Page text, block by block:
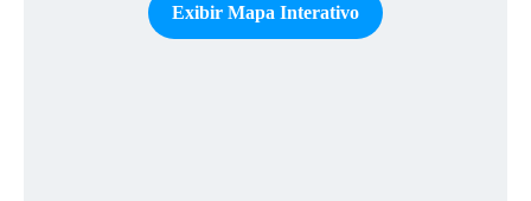
Exibir Mapa Interativo